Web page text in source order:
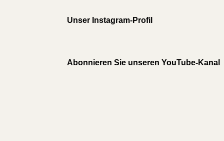
Unser Instagram-Profil
Abonnieren Sie unseren YouTube-Kanal